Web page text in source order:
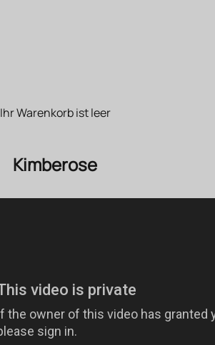
Ihr Warenkorb ist leer
Kimberose